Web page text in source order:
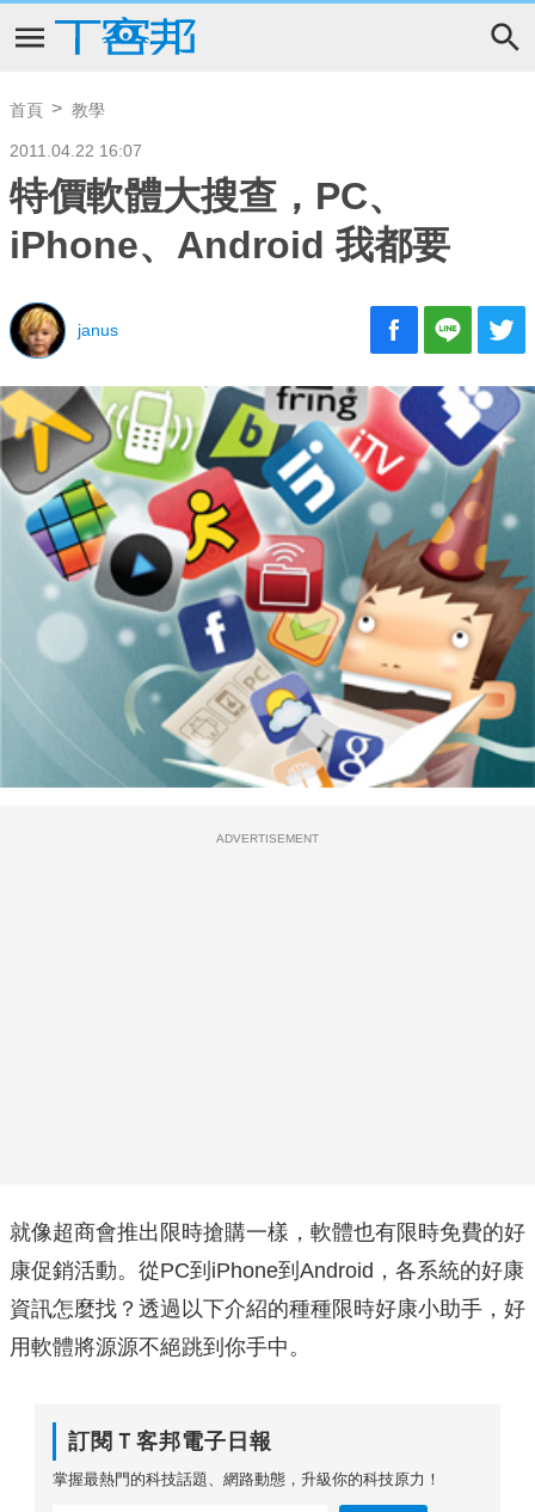
首頁 教學
2011.04.22 16:07
特價軟體大搜查，PC、
iPhone、Android 我都要
janus
ADVERTISEMENT
就像超商會推出限時搶購一樣，軟體也有限時免費的好
康促銷活動。從PC到iPhone到Android，各系統的好康
資訊怎麼找？透過以下介紹的種種限時好康小助手，好
用軟體將源源不絕跳到你手中。
訂閱Ｔ客邦電子日報
掌握最熱門的科技話題、網路動態，升級你的科技原力！